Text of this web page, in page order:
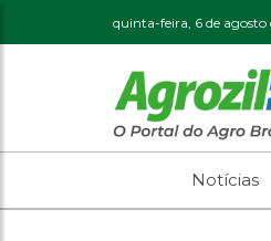
quinta-feira, 6 de
Notícias